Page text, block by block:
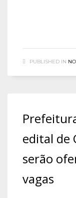
PUBLISHED IN
edital de
serão
vagas